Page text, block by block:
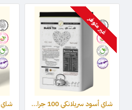
غير متوفر
شاي أسود سريلانكي 100 جرام - OPA